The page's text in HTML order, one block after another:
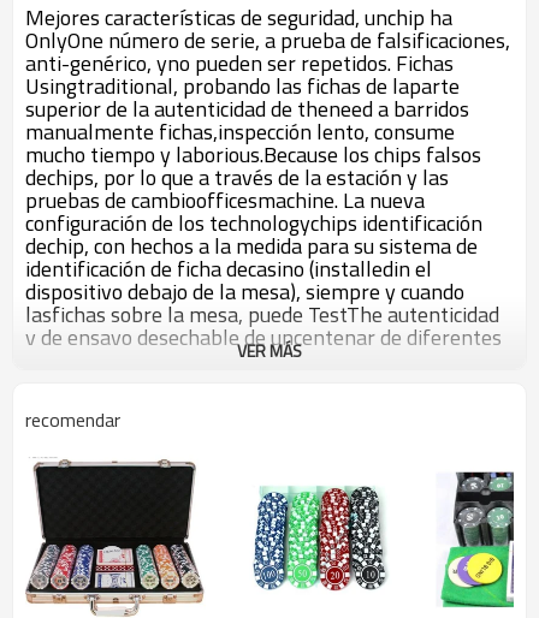
Mejores características de seguridad, unchip ha
OnlyOne número de serie, a prueba de falsificaciones,
anti-genérico, yno pueden ser repetidos. Fichas
Usingtraditional, probando las fichas de laparte
superior de la autenticidad de theneed a barridos
manualmente fichas,inspección lento, consume
mucho tiempo y laborious.Because los chips falsos
dechips, por lo que a través de la estación y las
pruebas de cambioofficesmachine. La nueva
configuración de los technologychips identificación
dechip, con hechos a la medida para su sistema de
identificación de ficha decasino (installedin el
dispositivo debajo de la mesa), siempre y cuando
lasfichas sobre la mesa, puede TestThe autenticidad
y de ensayo desechable de uncentenar de diferentes
denominaciones, diferentes número, puede ser
que alarm.Most digno de menciónes que la nueva
tecnología de reconocimiento de la viruta, su alto
rendimientoanti-imitación, incluyendo el sistema que
hemos desarrollado para usted, nopodemos imitar.
Modelo de gestión moderna en el mundo de la ciencia
y la technologykeensentido del olfato, los chips de
entretenimiento realmente únicos, por lo
quedisfrutar de playingplay-off, con la diversión,
casino asegurado.
VER MÁS
recomendar